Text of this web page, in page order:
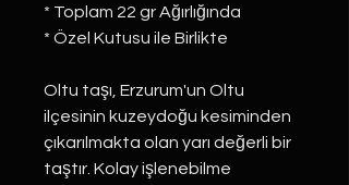
* Toplam 22 gr Ağırlığında
* Özel Kutusu ile Birlikte
Oltu taşı, Erzurum'un Oltu
ilçesinin kuzeydoğu kesiminden
çıkarılmakta olan yarı değerli bir
taştır. Kolay işlenebilme